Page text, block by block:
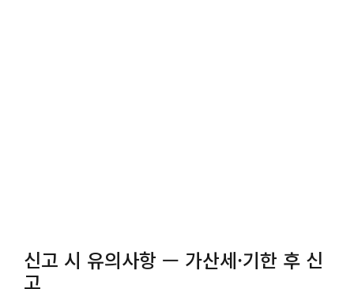
신고 시 유의사항 — 가산세·기한 후 신
고